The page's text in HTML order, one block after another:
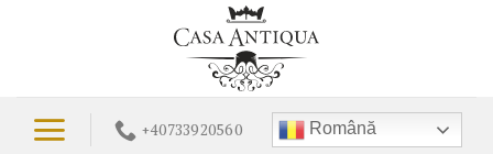
+40733920560 Română